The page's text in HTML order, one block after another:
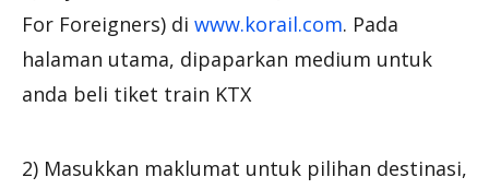
For Foreigners) di www.korail.com. Pada
halaman utama, dipaparkan medium untuk
anda beli tiket train KTX
2) Masukkan maklumat untuk pilihan destinasi,